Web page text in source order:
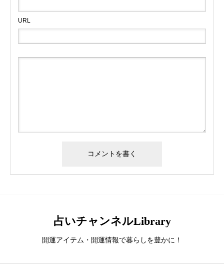
URL
占いチャンネルLibrary
開運アイテム・開運情報で暮らしを豊かに！